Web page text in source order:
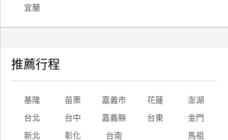
宜蘭
推薦行程
基隆 苗栗 嘉義市 花蓮 澎湖
台北 台中 嘉義縣 台東 金門
新北 彰化 台南 馬祖